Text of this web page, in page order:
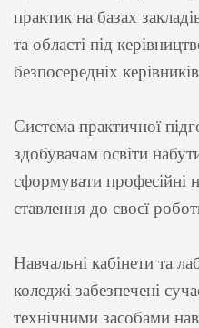
практик на базах
та області під
безпосередніх
Система практичної
здобувачам освіти
сформувати професійні
ставлення до своєї
Навчальні кабінети та
коледжі забезпечені
технічними засобами